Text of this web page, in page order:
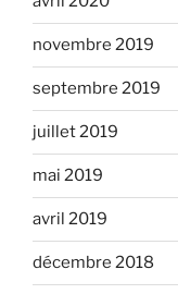
novembre 2019
septembre 2019
juillet 2019
mai 2019
avril 2019
décembre 2018